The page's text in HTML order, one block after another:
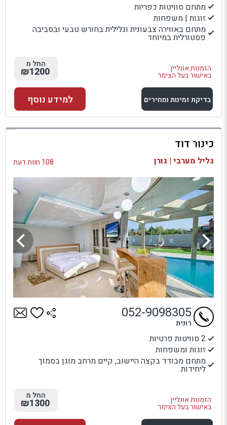
מתחם סוויטות כפריות
זוגות | משפחות
מתחם באווירה צבעונית וגלילית בחורש טבעי ובסביבה
פסטורלית במיוחד
הזמנות אונליין
באישור בעל הצימר
החל מ
₪1200
בדיקת זמינות ומחירים
למתחם זה
בדיקת זמינות ומחירים
למידע נוסף
כינור דוד
גליל מערבי | גורן 108 חוות דעת
2 סוויטות פרטיות
זוגות ומשפחות
מתחם מבודד בקצה היישוב, קיים מרחב מוגן בסמוך
ליחידות
הזמנות אונליין
באישור בעל הצימר
052-9098305
רונית
החל מ
₪1300